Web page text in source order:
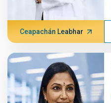
Ceapachán Leabhar